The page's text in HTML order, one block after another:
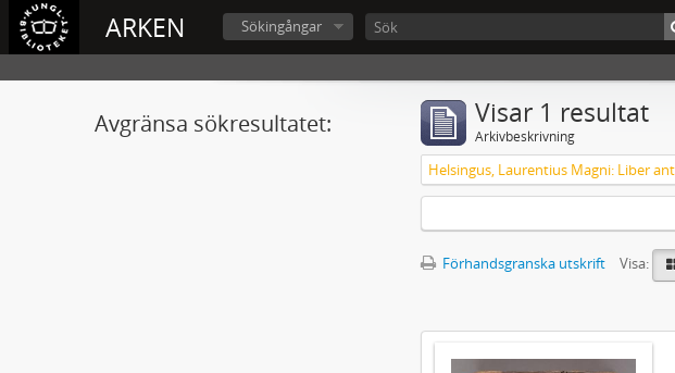
ARKEN Sökingångar
Avgränsa sökresultatet: Visar 1 resultat
Arkivbeskrivning
Förhandsgranska utskrift
Visa: